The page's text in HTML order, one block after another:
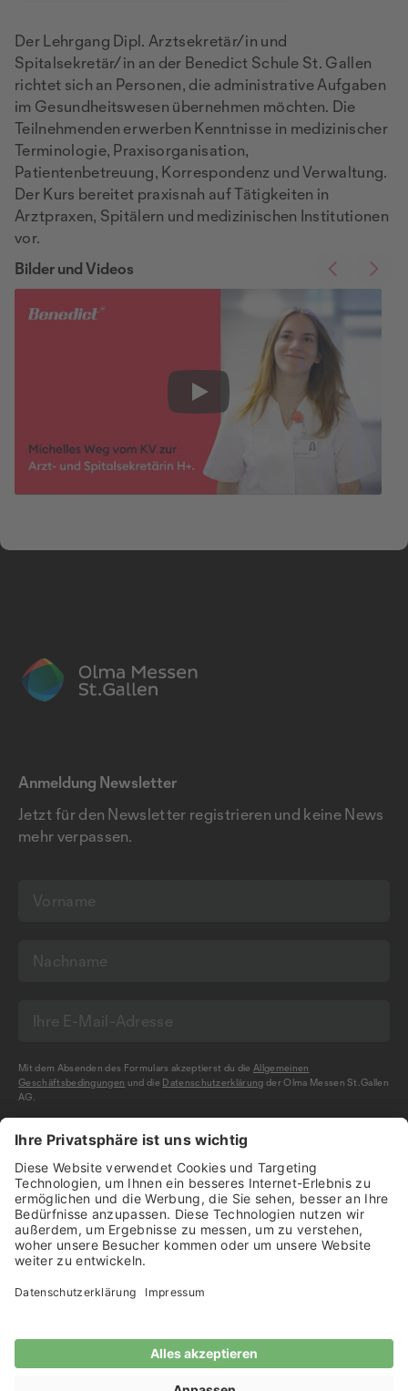
Der Lehrgang Dipl. Arztsekretär/in und
Spitalsekretär/in an der Benedict Schule St. Gallen
richtet sich an Personen, die administrative Aufgaben
im Gesundheitswesen übernehmen möchten. Die
Teilnehmenden erwerben Kenntnisse in medizinischer
Terminologie, Praxisorganisation,
Patientenbetreuung, Korrespondenz und Verwaltung.
Der Kurs bereitet praxisnah auf Tätigkeiten in
Arztpraxen, Spitälern und medizinischen Institutionen
vor.
Play
Bilder und Videos
Anmeldung Newsletter
Jetzt für den Newsletter registrieren und keine News
mehr verpassen.
Mit dem Absenden des Formulars akzeptierst du dieAllgemeinen
Geschäftsbedingungen und die Datenschutzerklärung der Olma Messen St.Gallen
AG.
NEWSLETTER BESTELLEN